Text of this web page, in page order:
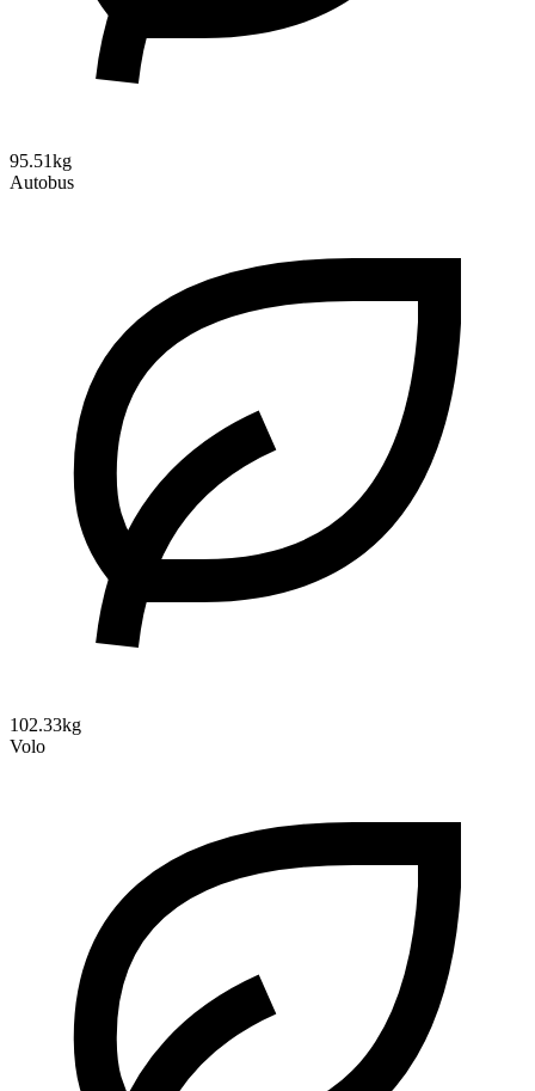
95.51kg
Autobus
102.33kg
Volo